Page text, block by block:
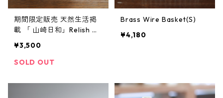
期間限定販売 天然生活掲
載 「 山崎日和」Relish Gr
ッキー缶
¥3,500
SOLD OUT
Brass Wire Basket(S)
¥4,180